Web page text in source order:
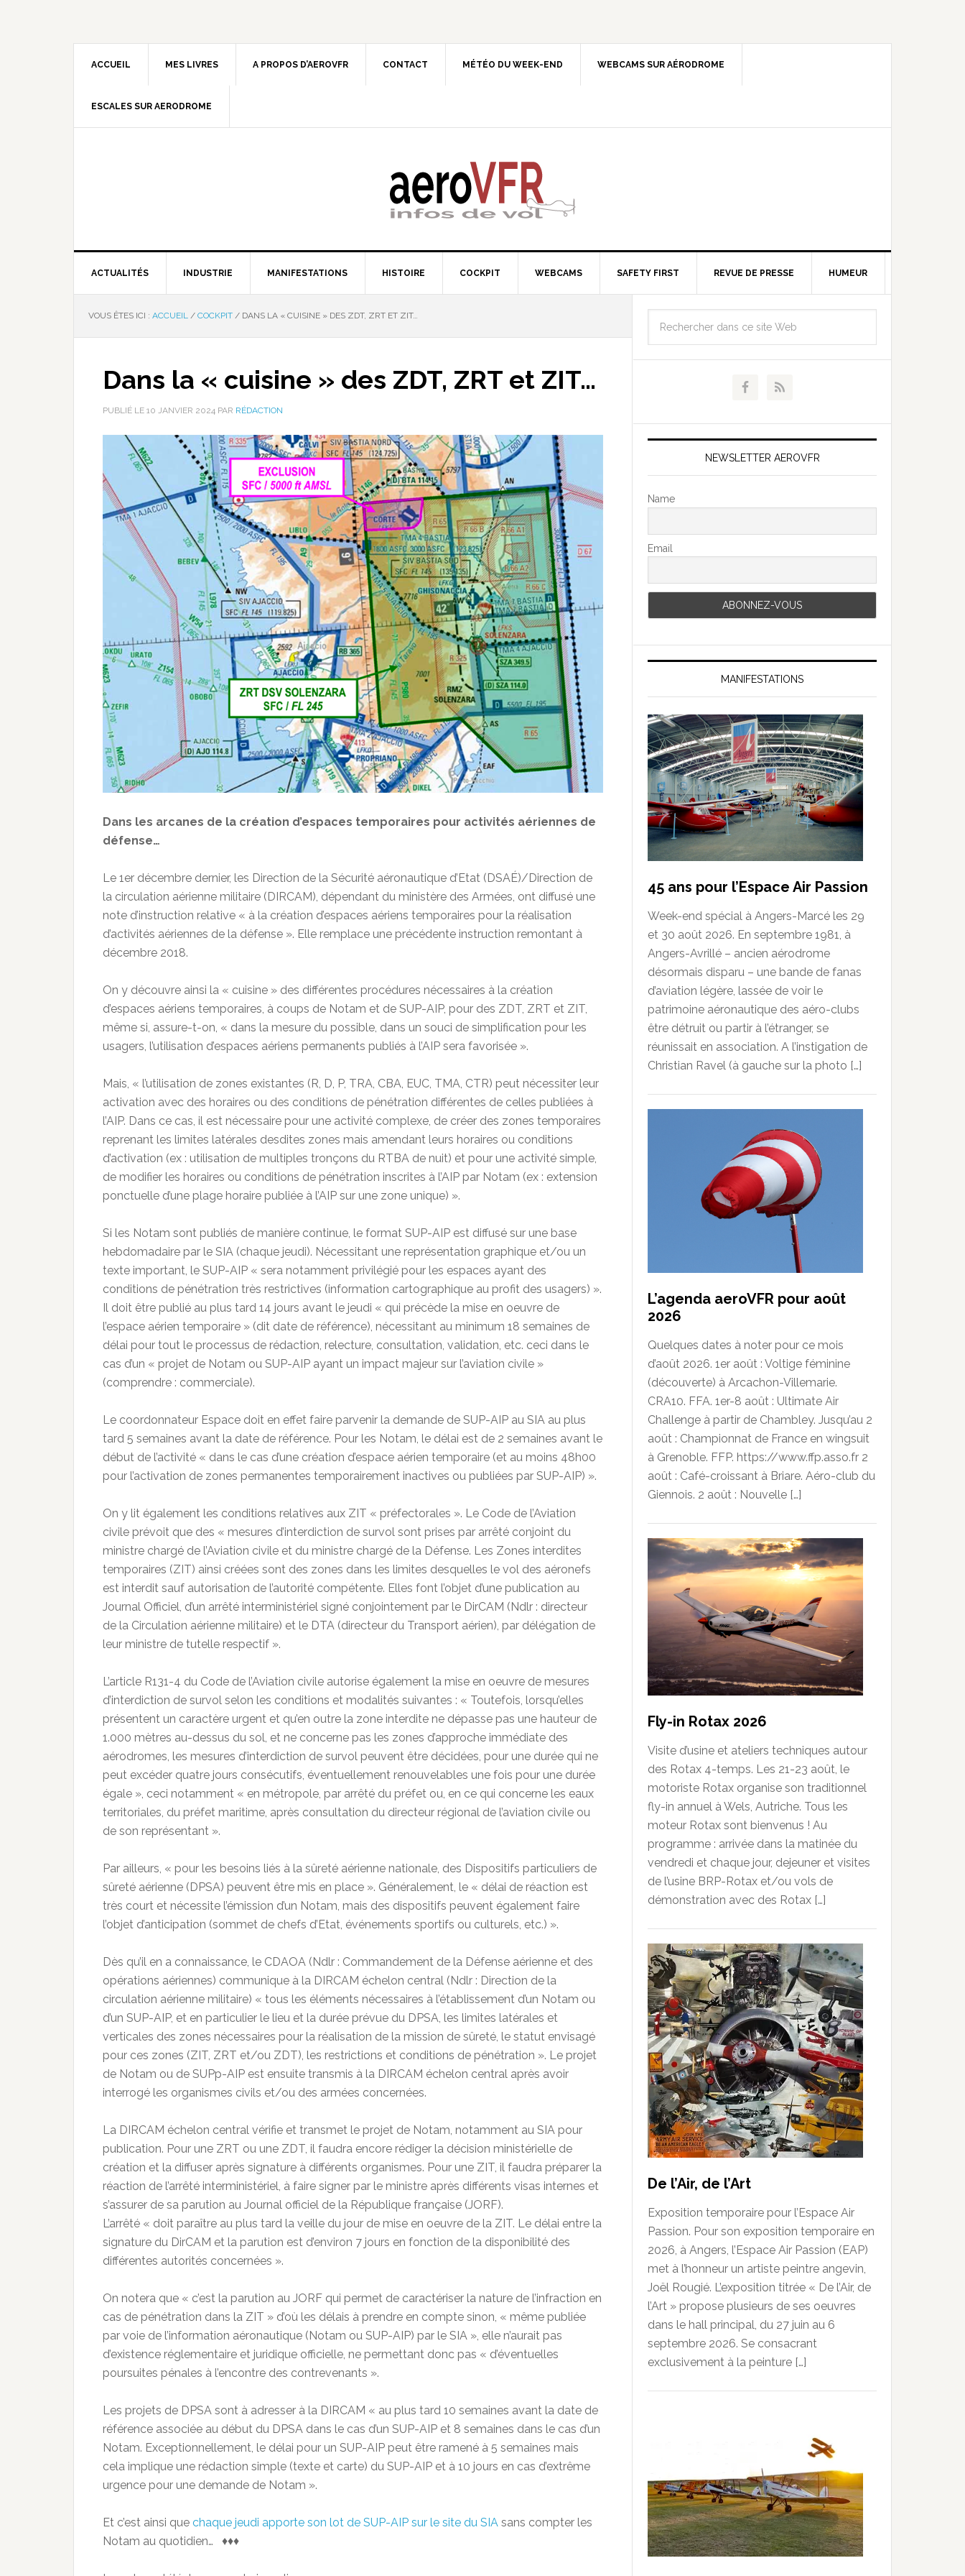
ACCUEIL MES LIVRES A PROPOS D’AEROVFR CONTACT MÉTÉO DU WEEK-END WEBCAMS SUR AÉRODROME
ESCALES SUR AERODROME
ACTUALITÉS INDUSTRIE MANIFESTATIONS HISTOIRE COCKPIT WEBCAMS SAFETY FIRST REVUE DE PRESSE HUMEUR
VOUS ÊTES ICI : ACCUEIL / COCKPIT / DANS LA « CUISINE » DES ZDT, ZRT ET ZIT…
Dans la « cuisine » des ZDT, ZRT et ZIT…
PUBLIÉ LE 10 JANVIER 2024 PAR RÉDACTION
Dans les arcanes de la création d’espaces temporaires pour activités aériennes de
défense…
Le 1er décembre dernier, les Direction de la Sécurité aéronautique d’Etat (DSAÉ)/Direction de
la circulation aérienne militaire (DIRCAM), dépendant du ministère des Armées, ont diffusé une
note d’instruction relative « à la création d’espaces aériens temporaires pour la réalisation
d’activités aériennes de la défense ». Elle remplace une précédente instruction remontant à
décembre 2018.
On y découvre ainsi la « cuisine » des différentes procédures nécessaires à la création
d’espaces aériens temporaires, à coups de Notam et de SUP-AIP, pour des ZDT, ZRT et ZIT,
même si, assure-t-on, « dans la mesure du possible, dans un souci de simplification pour les
usagers, l’utilisation d’espaces aériens permanents publiés à l’AIP sera favorisée ».
Mais, « l’utilisation de zones existantes (R, D, P, TRA, CBA, EUC, TMA, CTR) peut nécessiter leur
activation avec des horaires ou des conditions de pénétration différentes de celles publiées à
l’AIP. Dans ce cas, il est nécessaire pour une activité complexe, de créer des zones temporaires
reprenant les limites latérales desdites zones mais amendant leurs horaires ou conditions
d’activation (ex : utilisation de multiples tronçons du RTBA de nuit) et pour une activité simple,
de modifier les horaires ou conditions de pénétration inscrites à l’AIP par Notam (ex : extension
ponctuelle d’une plage horaire publiée à l’AIP sur une zone unique) ».
Si les Notam sont publiés de manière continue, le format SUP-AIP est diffusé sur une base
hebdomadaire par le SIA (chaque jeudi). Nécessitant une représentation graphique et/ou un
texte important, le SUP-AIP « sera notamment privilégié pour les espaces ayant des
conditions de pénétration très restrictives (information cartographique au profit des usagers) ».
Il doit être publié au plus tard 14 jours avant le jeudi « qui précède la mise en oeuvre de
l’espace aérien temporaire » (dit date de référence), nécessitant au minimum 18 semaines de
délai pour tout le processus de rédaction, relecture, consultation, validation, etc. ceci dans le
cas d’un « projet de Notam ou SUP-AIP ayant un impact majeur sur l’aviation civile »
(comprendre : commerciale).
Le coordonnateur Espace doit en effet faire parvenir la demande de SUP-AIP au SIA au plus
tard 5 semaines avant la date de référence. Pour les Notam, le délai est de 2 semaines avant le
début de l’activité « dans le cas d’une création d’espace aérien temporaire (et au moins 48h00
pour l’activation de zones permanentes temporairement inactives ou publiées par SUP-AIP) ».
On y lit également les conditions relatives aux ZIT « préfectorales ». Le Code de l’Aviation
civile prévoit que des « mesures d’interdiction de survol sont prises par arrêté conjoint du
ministre chargé de l’Aviation civile et du ministre chargé de la Défense. Les Zones interdites
temporaires (ZIT) ainsi créées sont des zones dans les limites desquelles le vol des aéronefs
est interdit sauf autorisation de l’autorité compétente. Elles font l’objet d’une publication au
Journal Officiel, d’un arrêté interministériel signé conjointement par le DirCAM (Ndlr : directeur
de la Circulation aérienne militaire) et le DTA (directeur du Transport aérien), par délégation de
leur ministre de tutelle respectif ».
L’article R131-4 du Code de l’Aviation civile autorise également la mise en oeuvre de mesures
d’interdiction de survol selon les conditions et modalités suivantes : « Toutefois, lorsqu’elles
présentent un caractère urgent et qu’en outre la zone interdite ne dépasse pas une hauteur de
1.000 mètres au-dessus du sol, et ne concerne pas les zones d’approche immédiate des
aérodromes, les mesures d’interdiction de survol peuvent être décidées, pour une durée qui ne
peut excéder quatre jours consécutifs, éventuellement renouvelables une fois pour une durée
égale », ceci notamment « en métropole, par arrêté du préfet ou, en ce qui concerne les eaux
territoriales, du préfet maritime, après consultation du directeur régional de l’aviation civile ou
de son représentant ».
Par ailleurs, « pour les besoins liés à la sûreté aérienne nationale, des Dispositifs particuliers de
sûreté aérienne (DPSA) peuvent être mis en place ». Généralement, le « délai de réaction est
très court et nécessite l’émission d’un Notam, mais des dispositifs peuvent également faire
l’objet d’anticipation (sommet de chefs d’Etat, événements sportifs ou culturels, etc.) ».
Dès qu’il en a connaissance, le CDAOA (Ndlr : Commandement de la Défense aérienne et des
opérations aériennes) communique à la DIRCAM échelon central (Ndlr : Direction de la
circulation aérienne militaire) « tous les éléments nécessaires à l’établissement d’un Notam ou
d’un SUP-AIP, et en particulier le lieu et la durée prévue du DPSA, les limites latérales et
verticales des zones nécessaires pour la réalisation de la mission de sûreté, le statut envisagé
pour ces zones (ZIT, ZRT et/ou ZDT), les restrictions et conditions de pénétration ». Le projet
de Notam ou de SUPp-AIP est ensuite transmis à la DIRCAM échelon central après avoir
interrogé les organismes civils et/ou des armées concernées.
La DIRCAM échelon central vérifie et transmet le projet de Notam, notamment au SIA pour
publication. Pour une ZRT ou une ZDT, il faudra encore rédiger la décision ministérielle de
création et la diffuser après signature à différents organismes. Pour une ZIT, il faudra préparer la
réaction de l’arrêté interministériel, à faire signer par le ministre après différents visas internes et
s’assurer de sa parution au Journal officiel de la République française (JORF).
L’arrêté « doit paraître au plus tard la veille du jour de mise en oeuvre de la ZIT. Le délai entre la
signature du DirCAM et la parution est d’environ 7 jours en fonction de la disponibilité des
différentes autorités concernées ».
On notera que « c’est la parution au JORF qui permet de caractériser la nature de l’infraction en
cas de pénétration dans la ZIT » d’où les délais à prendre en compte sinon, « même publiée
par voie de l’information aéronautique (Notam ou SUP-AIP) par le SIA », elle n’aurait pas
d’existence réglementaire et juridique officielle, ne permettant donc pas « d’éventuelles
poursuites pénales à l’encontre des contrevenants ».
Les projets de DPSA sont à adresser à la DIRCAM « au plus tard 10 semaines avant la date de
référence associée au début du DPSA dans le cas d’un SUP-AIP et 8 semaines dans le cas d’un
Notam. Exceptionnellement, le délai pour un SUP-AIP peut être ramené à 5 semaines mais
cela implique une rédaction simple (texte et carte) du SUP-AIP et à 10 jours en cas d’extrême
urgence pour une demande de Notam ».
Et c’est ainsi que chaque jeudi apporte son lot de SUP-AIP sur le site du SIA sans compter les
Notam au quotidien… ♦♦♦
NEWSLETTER AEROVFR
Name
Email
MANIFESTATIONS
45 ans pour l’Espace Air Passion
Week-end spécial à Angers-Marcé les 29
et 30 août 2026. En septembre 1981, à
Angers-Avrillé – ancien aérodrome
désormais disparu – une bande de fanas
d’aviation légère, lassée de voir le
patrimoine aéronautique des aéro-clubs
être détruit ou partir à l’étranger, se
réunissait en association. A l’instigation de
Christian Ravel (à gauche sur la photo […]
L’agenda aeroVFR pour août
2026
Quelques dates à noter pour ce mois
d’août 2026. 1er août : Voltige féminine
(découverte) à Arcachon-Villemarie.
CRA10. FFA. 1er-8 août : Ultimate Air
Challenge à partir de Chambley. Jusqu’au 2
août : Championnat de France en wingsuit
à Grenoble. FFP. https://www.ffp.asso.fr 2
août : Café-croissant à Briare. Aéro-club du
Giennois. 2 août : Nouvelle […]
Fly-in Rotax 2026
Visite d’usine et ateliers techniques autour
des Rotax 4-temps. Les 21-23 août, le
motoriste Rotax organise son traditionnel
fly-in annuel à Wels, Autriche. Tous les
moteur Rotax sont bienvenus ! Au
programme : arrivée dans la matinée du
vendredi et chaque jour, dejeuner et visites
de l’usine BRP-Rotax et/ou vols de
démonstration avec des Rotax […]
De l’Air, de l’Art
Exposition temporaire pour l’Espace Air
Passion. Pour son exposition temporaire en
2026, à Angers, l’Espace Air Passion (EAP)
met à l’honneur un artiste peintre angevin,
Joël Rougié. L’exposition titrée « De l’Air, de
l’Art » propose plusieurs de ses oeuvres
dans le hall principal, du 27 juin au 6
septembre 2026. Se consacrant
exclusivement à la peinture […]